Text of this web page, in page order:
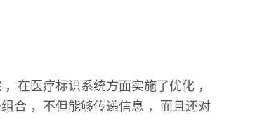
在医疗标识系统方面实施了优化 ，
合 ，不但能够传递信息 ，而且还对